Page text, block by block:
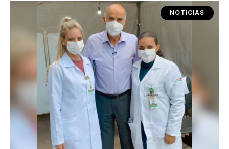
NOTICIAS